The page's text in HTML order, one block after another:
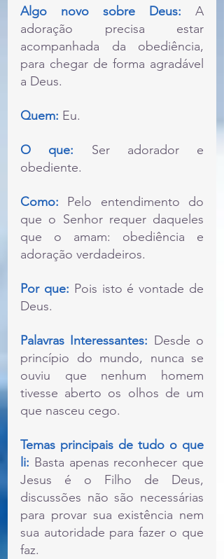
Algo novo sobre Deus: A
adoração precisa estar
acompanhada da obediência,
para chegar de forma agradável
a Deus.
Quem: Eu.
O que: Ser adorador e
obediente.
Como: Pelo entendimento do
que o Senhor requer daqueles
que o amam: obediência e
adoração verdadeiros.
Por que: Pois isto é vontade de
Deus.
Palavras Interessantes: Desde o
princípio do mundo, nunca se
ouviu que nenhum homem
tivesse aberto os olhos de um
que nasceu cego.
Temas principais de tudo o que
li: Basta apenas reconhecer que
Jesus é o Filho de Deus,
discussões não são necessárias
para provar sua existência nem
sua autoridade para fazer o que
faz.